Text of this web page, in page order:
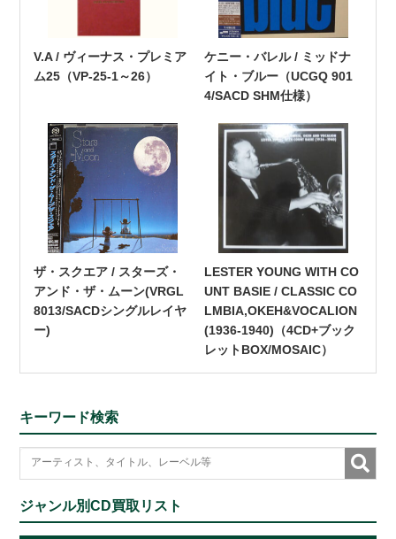
V.A / ヴィーナス・プレミア
ム25（VP-25-1～26）
ケニー・バレル / ミッドナ
イト・ブルー（UCGQ 901
4/SACD SHM仕様）
ザ・スクエア / スターズ・
アンド・ザ・ムーン(VRGL
8013/SACDシングルレイヤ
ー)
LESTER YOUNG WITH CO
UNT BASIE / CLASSIC CO
LMBIA,OKEH&VOCALION
(1936-1940)（4CD+ブック
レットBOX/MOSAIC）
キーワード検索
ジャンル別CD買取リスト